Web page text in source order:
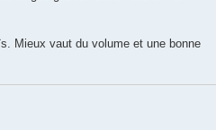
Mieux vaut du volume et une bonne